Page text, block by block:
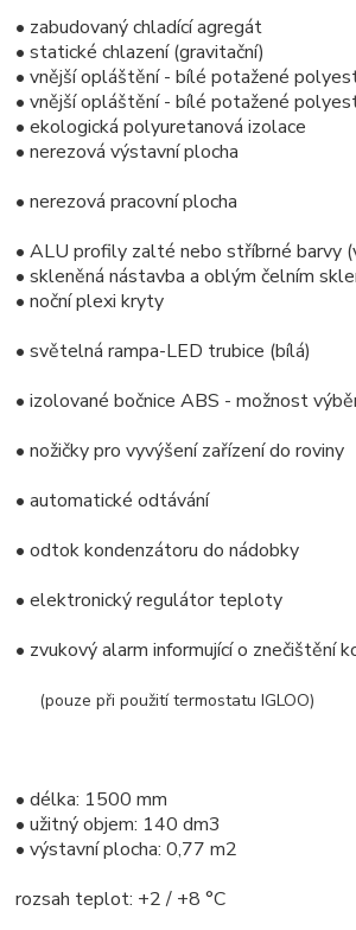
• zabudovaný chladící agregát
• statické chlazení (gravitační)
• vnější opláštění - bílé potažené
• vnější opláštění - bílé potažené
• ekologická polyuretanová izolace
• nerezová výstavní plocha
• nerezová pracovní plocha
• ALU profily zalté nebo stříbrné barvy
• skleněná nástavba a oblým čelním
• noční plexi kryty
• světelná rampa-LED trubice (bílá)
• izolované bočnice ABS - možnost
• nožičky pro vyvýšení zařízení do roviny
• automatické odtávání
• odtok kondenzátoru do nádobky
• elektronický regulátor teploty
• zvukový alarm informující o znečištění
(pouze při použití termostatu IGLOO)
• délka: 1500 mm
• užitný objem: 140 dm3
• výstavní plocha: 0,77 m2
rozsah teplot: +2 / +8 °C